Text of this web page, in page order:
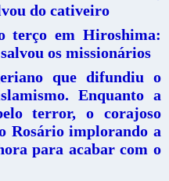
do cativeiro
terço em Hiroshima:
os missionários
que difundiu o
Enquanto a
terror, o corajoso
Rosário implorando a
para acabar com o